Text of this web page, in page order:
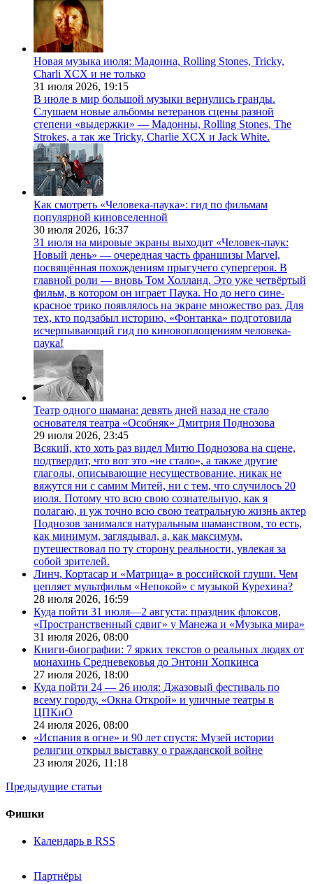
Новая музыка июля: Мадонна, Rolling Stones, Tricky,
Charli XCX и не только
31 июля 2026, 19:15
В июле в мир большой музыки вернулись гранды.
Слушаем новые альбомы ветеранов сцены разной
степени «выдержки» — Мадонны, Rolling Stones, The
Strokes, а так же Tricky, Charlie XCX и Jack White.
Как смотреть «Человека-паука»: гид по фильмам
популярной киновселенной
30 июля 2026, 16:37
31 июля на мировые экраны выходит «Человек-паук:
Новый день» — очередная часть франшизы Marvel,
посвящённая похождениям прыгучего супергероя. В
главной роли — вновь Том Холланд. Это уже четвёртый
фильм, в котором он играет Паука. Но до него сине-
красное трико появлялось на экране множество раз. Для
тех, кто подзабыл историю, «Фонтанка» подготовила
исчерпывающий гид по киновоплощениям человека-
паука!
Театр одного шамана: девять дней назад не стало
основателя театра «Особняк» Дмитрия Поднозова
29 июля 2026, 23:45
Всякий, кто хоть раз видел Митю Поднозова на сцене,
подтвердит, что вот это «не стало», а также другие
глаголы, описывающие несуществование, никак не
вяжутся ни с самим Митей, ни с тем, что случилось 20
июля. Потому что всю свою сознательную, как я
полагаю, и уж точно всю свою театральную жизнь актер
Поднозов занимался натуральным шаманством, то есть,
как минимум, заглядывал, а, как максимум,
путешествовал по ту сторону реальности, увлекая за
собой зрителей.
Линч, Кортасар и «Матрица» в российской глуши. Чем
цепляет мультфильм «Непокой» с музыкой Курехина?
28 июля 2026, 16:59
Куда пойти 31 июля—2 августа: праздник флоксов,
«Пространственный сдвиг» у Манежа и «Музыка мира»
31 июля 2026, 08:00
Книги-биографии: 7 ярких текстов о реальных людях от
монахинь Средневековья до Энтони Хопкинса
27 июля 2026, 18:00
Куда пойти 24 — 26 июля: Джазовый фестиваль по
всему городу, «Окна Открой» и уличные театры в
ЦПКиО
24 июля 2026, 08:00
«Испания в огне» и 90 лет спустя: Музей истории
религии открыл выставку о гражданской войне
23 июля 2026, 11:18
Предыдущие статьи
Фишки
Календарь в RSS
Партнёры